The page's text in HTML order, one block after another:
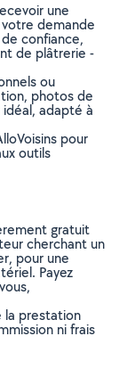
une
demande
confiance,
de plâtrerie -
ou
photos de
adapté à
pour
outils
gratuit
cherchant un
pour une
Payez
la prestation
ni frais